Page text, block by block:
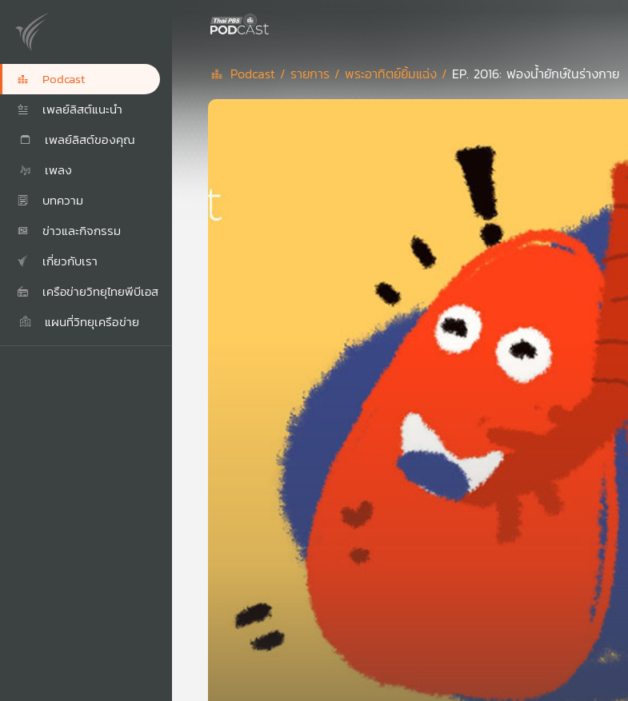
Podcast
เพลย์ลิสต์แนะนำ
เพลย์ลิสต์ของคุณ
เพลง
บทความ
ข่าวและกิจกรรม
เกี่ยวกับเรา
เครือข่ายวิทยุไทยพีบีเอส
แผนที่วิทยุเครือข่าย
Podcast / รายการ /พระอาทิตย์ยิ้มแฉ่ง / EP. 2016: ฟองน้ำยักษ์ในร่างกาย